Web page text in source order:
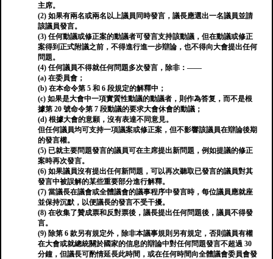
主席。
(2) 如果有兩名或兩名以上議員同時發言，議長應選出一名議員並請
該議員發言。
(3) 任何動議或修正案的動議者可發言支持該動議，但在動議或修正
案得到正式附議之前，不得進行進一步辯論，也不得向大會提出任何
問題。
(4) 任何議員不得就任何問題多次發言，除非：——
(a) 在委員會；
(b) 在本命令第 5 和 6 段規定的解釋中；
(c) 如果是大會中一項實質性動議的動議者，則作為答复，而不是根
據第 20 號命令第 7 段動議的要求大會休會的動議；
(d) 根據大會的意願，沒有表達不同意見。
但任何議員均可支持一項議案或修正案，但不影響該議員在辯論後期
的發言權。
(5) 已就主要問題發言的議員可在主席提出新問題，例如提議的修正
案時再次發言。
(6) 如果議員沒有提出任何新問題，可以再次聽取已發言的議員對其
發言中被誤解的某些重要部分進行解釋。
(7) 當議長在議會或全體議會的議事程序中發言時，每位議員應就座
並保持沉默，以便議長的發言不受干擾。
(8) 在收集了贊成票和反對票後，議長提出任何問題後，議員不得發
言。
(9) 除第 6 款另有規定外，除非本議事規則另有規定，否則議員有權
在大會或就總統關於國家的信息的辯論中對任何問題發言不超過 30
分鐘，但議長可酌情延長此時間，或在任何時間向全體議會委員會發